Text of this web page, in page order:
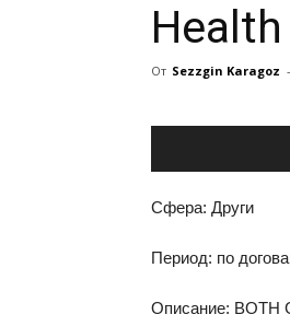
От Sezzgin Karagoz -
Сфера: Други
Период: по
Описание: BOTH